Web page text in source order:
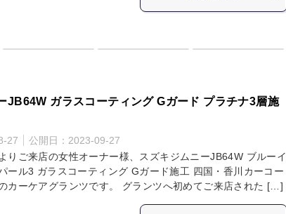
JB64W ガラスコーティング Gガード プラチナ3層施
27 公開日： 2023-09-27
りご来店の女性オーナー様、スズキジムニーJB64W ブルーイ
ール3 ガラスコーティング Gガード施工 四国・香川カーコー
カーケアグランツです。 グランツへ初めてご来店された […]